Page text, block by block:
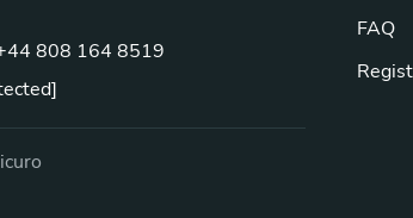
808 164 8519
FAQ